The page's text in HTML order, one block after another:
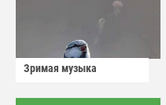
Зримая музыка